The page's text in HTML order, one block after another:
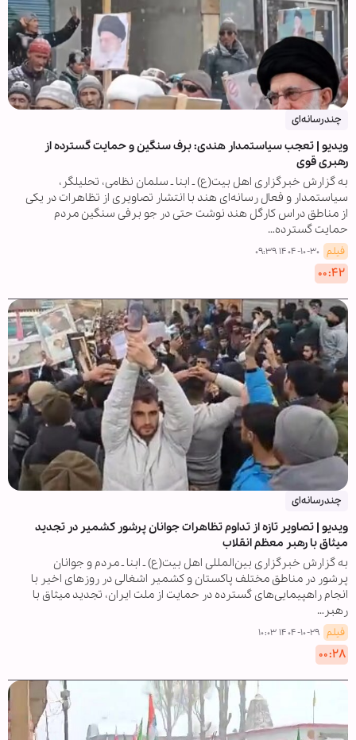
چندرسانه‌ای
ویدیو | تعجب سیاستمدار هندی: برف سنگین و حمایت گسترده از
رهبری قوی
به گزارش خبرگزاری اهل بیت(ع) ـ ابنا ـ سلمان نظامی، تحلیلگر،
سیاستمدار و فعال رسانه‌ای هند با انتشار تصاویری از تظاهرات در یکی
از مناطق دراس کارگل هند نوشت حتی در جو برفی سنگین مردم
حمایت گسترده…
فیلم ۱۴۰۴-۱۰-۳۰ ۰۹:۳۹
۰۰:۴۲
چندرسانه‌ای
ویدیو | تصاویر تازه از تداوم تظاهرات جوانان پرشور کشمیر در تجدید
میثاق با رهبر معظم انقلاب
به گزارش خبرگزاری بین‌المللی اهل بیت(ع) ـ ابنا ـ مردم و جوانان
پرشور در مناطق مختلف پاکستان و کشمیر اشغالی در روزهای اخیر با
انجام راهپیمایی‌های گسترده در حمایت از ملت ایران، تجدید میثاق با
رهبر…
فیلم ۱۴۰۴-۱۰-۲۹ ۱۰:۰۳
۰۰:۲۸